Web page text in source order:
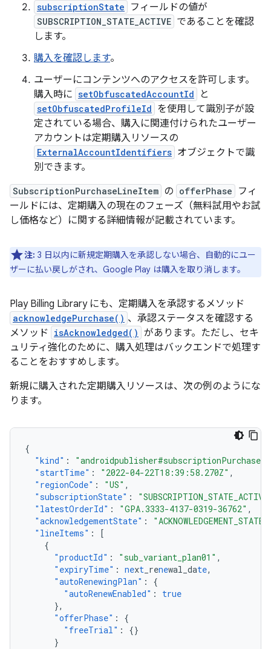
subscriptionState フィールドの値が
SUBSCRIPTION_STATE_ACTIVE であることを確認
します。
購入を確認します。
ユーザーにコンテンツへのアクセスを許可します。
購入時に setObfuscatedAccountId と
setObfuscatedProfileId を使用して識別子が設
定されている場合、購入に関連付けられたユーザー
アカウントは定期購入リソースの
ExternalAccountIdentifiers オブジェクトで識
別できます。
SubscriptionPurchaseLineItem の offerPhase
フィ
ールドには、定期購入の現在のフェーズ（無料試用やお試
し価格など）に関する詳細情報が記載されています。
注: 3 日以内に新規定期購入を承認しない場合、自動的にユー
ザーに払い戻しがされ、Google Play は購入を取り消します。
Play Billing Library にも、定期購入を承認するメソッド
acknowledgePurchase() 、承認ステータスを確認する
メソッド
isAcknowledged() があります。ただし、セキ
ュリティ強化のために、購入処理はバックエンドで処理す
ることをおすすめします。
新規に購入された定期購入リソースは、次の例のようにな
ります。
{
"kind" :
"startTime" : "2022-04-22T18:39:58.270Z" ,
"regionCode" : "US" ,
"subscriptionState" :
"latestOrderId" : "GPA.3333-4137-0319-36762" ,
"acknowledgementState" :
"lineItems" :
[
{
"productId" : "sub_variant_plan01" ,
"expiryTime" : next _renewal_date,
"autoRenewingPlan" :
{
"autoRenewEnabled" :
true
},
"offerPhase" :
{
"freeTrial" :
{}
}